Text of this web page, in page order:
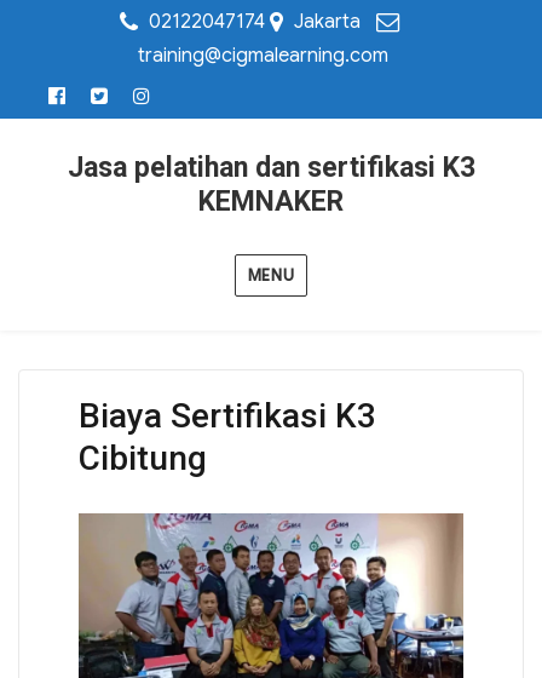
02122047174
Jakarta
training@cigmalearning.com
Jasa pelatihan dan sertifikasi K3
KEMNAKER
MENU
Biaya Sertifikasi K3
Cibitung